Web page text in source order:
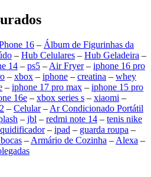
16 – Álbum de Figurinhas da
– Hub Celulares – Hub Geladeira –
14 – ps5 – Air Fryer– iphone 16 pro
– xbox – iphone – creatina – whey
– iphone 17 pro max – iphone 15 pro
16e – xbox series s – xiaomi –
– Celular– Ar Condicionado Portátil
– jbl – redmi note 14 – tenis nike
– ipad – guarda roupa –
– Armário de Cozinha – Alexa –